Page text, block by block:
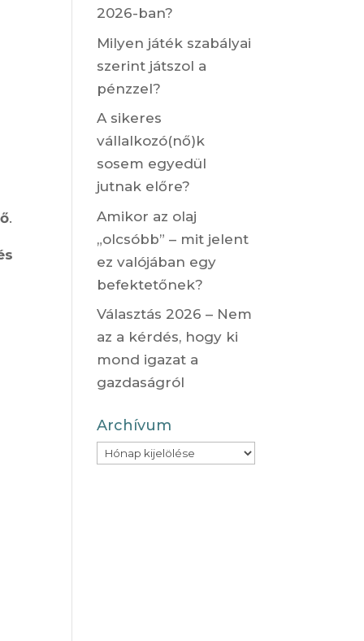
.
2026-ban?
Milyen játék szabályai
szerint játszol a
pénzzel?
A sikeres
vállalkozó(nő)k
sosem egyedül
jutnak előre?
Amikor az olaj
„olcsóbb” – mit jelent
ez valójában egy
befektetőnek?
Választás 2026 – Nem
az a kérdés, hogy ki
mond igazat a
gazdaságról
Archívum
Archívum